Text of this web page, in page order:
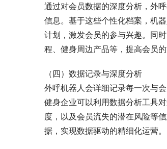
通过对会员数据的深度分析，外
信息。基于这些个性化档案，机
计划，激发会员的参与兴趣。同
程、健身周边产品等，提高会员的
（四）数据记录与深度分析
外呼机器人会详细记录每一次与
健身企业可以利用数据分析工具
度，以及会员流失的潜在风险等
据，实现数据驱动的精细化运营。